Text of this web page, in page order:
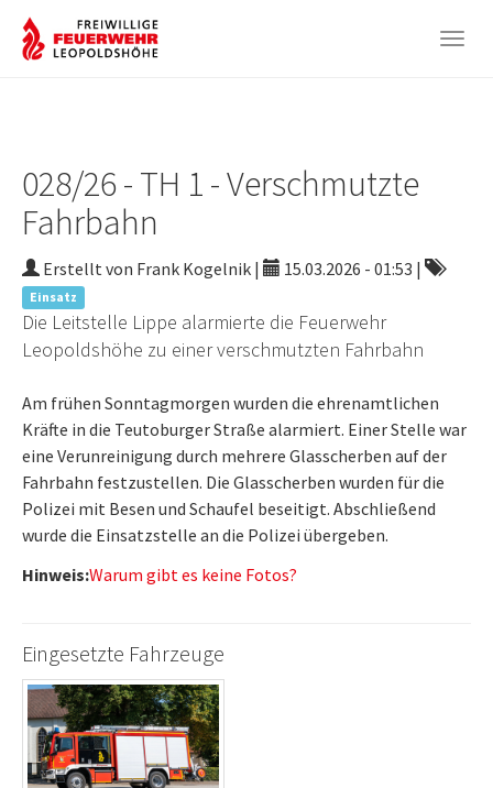
028/26 - TH 1 - Verschmutzte
Fahrbahn
Erstellt von Frank Kogelnik | 15.03.2026 - 01:53 |
Einsatz
Die Leitstelle Lippe alarmierte die Feuerwehr
Leopoldshöhe zu einer verschmutzten Fahrbahn
Am frühen Sonntagmorgen wurden die ehrenamtlichen
Kräfte in die Teutoburger Straße alarmiert. Einer Stelle war
eine Verunreinigung durch mehrere Glasscherben auf der
Fahrbahn festzustellen. Die Glasscherben wurden für die
Polizei mit Besen und Schaufel beseitigt. Abschließend
wurde die Einsatzstelle an die Polizei übergeben.
Hinweis:Warum gibt es keine Fotos?
Eingesetzte Fahrzeuge